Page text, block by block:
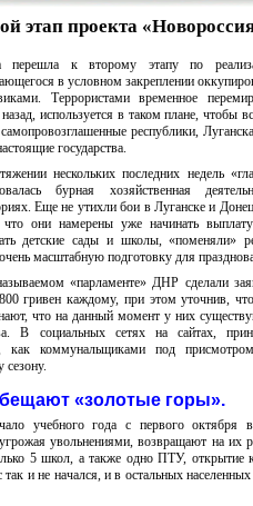
этап проекта
перешла к второму этапу по
в условном закреплении
Террористами временное
используется в таком плане, чтобы
республики,
государства.
нескольких последних недель
бурная хозяйственная
Еще не утихли бои в Луганске и
они намерены уже начинать
детские сады и школы, «поменяли»
масштабную подготовку для
«парламенте» ДНР сделали
гривен каждому, при этом уточнив,
что на данный момент у них
В социальных сетях на сайтах,
коммунальщиками под присмотром
сезону.
«золотые горы».
учебного года с первого
увольнениями, возвращают на их
5 школ, а также одно ПТУ, открытие
и не начался, и в остальных